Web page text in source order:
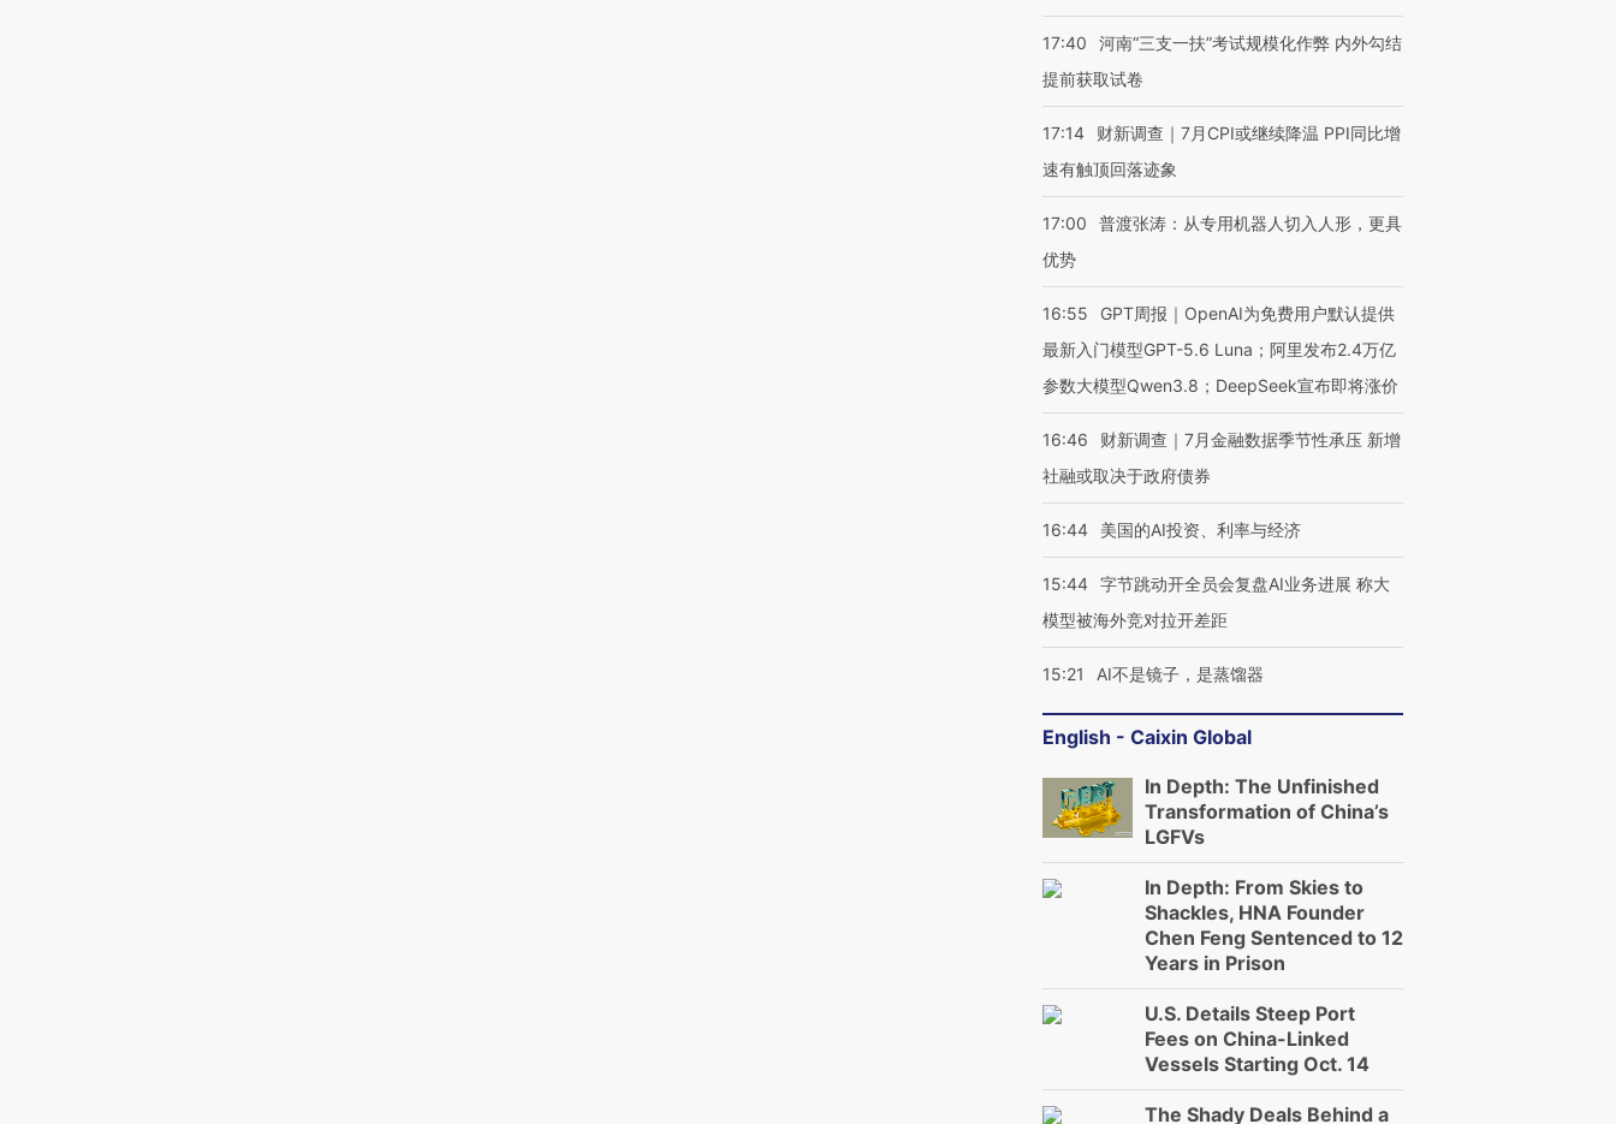
17:40
河南“三支一扶”考试规模化作弊 内外勾结
提前获取试卷
17:14
财新调查｜7月CPI或继续降温 PPI同比增
速有触顶回落迹象
17:00
普渡张涛：从专用机器人切入人形，更具
优势
16:55
GPT周报｜OpenAI为免费用户默认提供
最新入门模型GPT-5.6 Luna；阿里发布2.4万亿
参数大模型Qwen3.8；DeepSeek宣布即将涨价
16:46
财新调查｜7月金融数据季节性承压 新增
社融或取决于政府债券
16:44 美国的AI投资、利率与经济
15:44 字节跳动开全员会复盘AI业务进展 称大
模型被海外竞对拉开差距
15:21 AI不是镜子，是蒸馏器
English - Caixin Global
In Depth: The Unfinished
Transformation of China’s
LGFVs
In Depth: From Skies to
Shackles, HNA Founder
Chen Feng Sentenced to 12
Years in Prison
U.S. Details Steep Port
Fees on China-Linked
Vessels Starting Oct. 14
The Shady Deals Behind a